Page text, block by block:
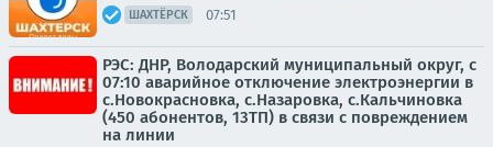
ШАХТЁРСК 07:51
РЭС: ДНР, Володарский муниципальный округ, с
07:10 аварийное отключение электроэнергии в
с.Новокрасновка, с.Назаровка, с.Кальчиновка
(450 абонентов, 13ТП) в связи с повреждением
на линии